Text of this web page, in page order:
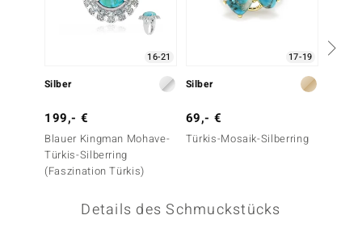
Collection
16-21
Silber
199,- €
Blauer Kingman Mohave-
Türkis-Silberring
(Faszination Türkis)
17-19
Silber
69,- €
Türkis-Mosaik-Silberring
Details des Schmuckstücks